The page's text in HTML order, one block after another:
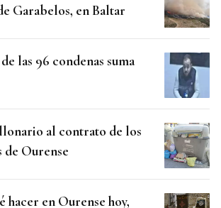
Garabelos, en Baltar
las 96 condenas suma
al contrato de los
de Ourense
hacer en Ourense hoy,